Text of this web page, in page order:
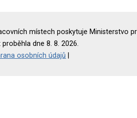
místech poskytuje Ministerstvo
dne 8. 8. 2026.
osobních údajů